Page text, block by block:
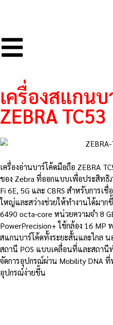
เครื่องสแกน
ZEBRA TC53
เครื่องอ่านบาร์โค้ดมือถือ ZEBRA
ของ Zebra ที่ออกแบบเพื่อประสิทธิ
Fi 6E, 5G และ CBRS สำหรับการเ
ใหญ่และสว่างช่วยให้ทำงานได้มาก
6490 octa-core หน่วยความจำ 8
PowerPrecision+ ใช้กล้อง 16 MP
สแกนบาร์โค้ดทั้งระยะสั้นและไกล น
สถานี POS แบบเคลื่อนที่และสถานี
จัดการอุปกรณ์ผ่าน Mobility DNA ที่
อุปกรณ์ง่ายขึ้น